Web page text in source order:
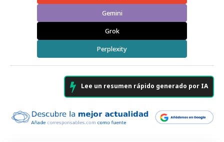
Gemini
Grok
Perplexity
Lee un resumen rápido generado por IA